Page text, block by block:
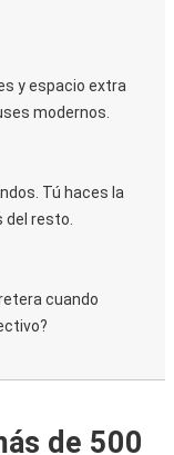
y espacio extra
modernos.
Tú haces la
resto.
cuando
de 500